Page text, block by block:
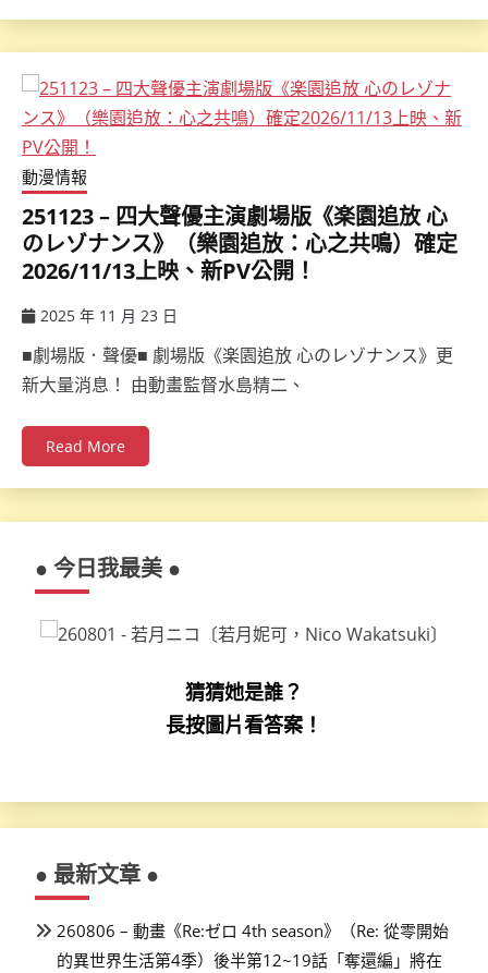
動漫情報
251123 – 四大聲優主演劇場版《楽園追放 心
のレゾナンス》（樂園追放：心之共鳴）確定
2026/11/13上映、新PV公開！
2025 年 11 月 23 日
■劇場版．聲優■ 劇場版《楽園追放 心のレゾナンス》更
新大量消息！ 由動畫監督水島精二、
Read More
● 今日我最美 ●
猜猜她是誰？
長按圖片看答案！
● 最新文章 ●
260806 – 動畫《Re:ゼロ 4th season》（Re: 從零開始
的異世界生活第4季）後半第12~19話「奪還編」將在